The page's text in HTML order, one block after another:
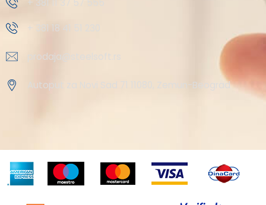
+ 381 11 37 57 555
+ 381 18 41 51 230
prodaja@steelsoft.rs
Autoput za Novi Sad 71 11080, Zemun-Beograd